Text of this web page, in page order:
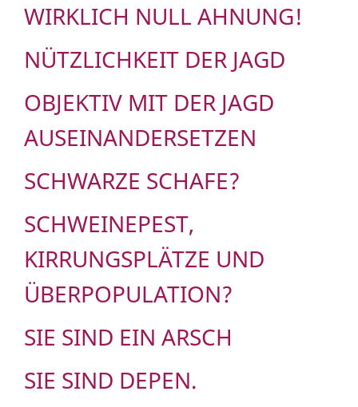
WIRKLICH NULL AHNUNG!
NÜTZLICHKEIT DER JAGD
OBJEKTIV MIT DER JAGD
AUSEINANDERSETZEN
SCHWARZE SCHAFE?
SCHWEINEPEST,
KIRRUNGSPLÄTZE UND
ÜBERPOPULATION?
SIE SIND EIN ARSCH
SIE SIND DEPEN.